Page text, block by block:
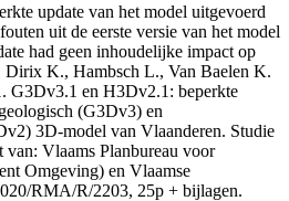
update van het model uitgevoerd
uit de eerste versie van het model
had geen inhoudelijke impact op
Dirix K., Hambsch L., Van Baelen K.
G3Dv3.1 en H3Dv2.1: beperkte
(G3Dv3) en
3D-model van Vlaanderen. Studie
van: Vlaams Planbureau voor
Omgeving) en Vlaamse
RMA/R/2203, 25p + bijlagen.